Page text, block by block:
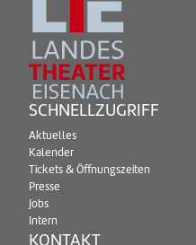
SCHNELLZUGRIFF
Aktuelles
Kalender
Tickets & Öffnungszeiten
Presse
Jobs
Intern
KONTAKT